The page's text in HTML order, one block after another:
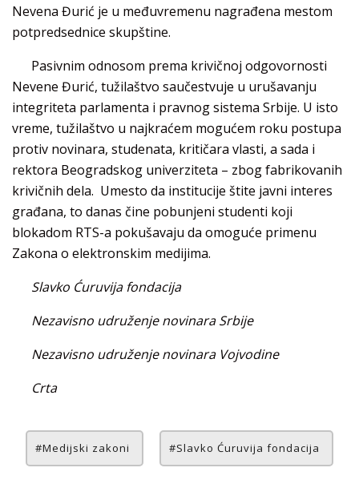
Nevena Đurić je u međuvremenu nagrađena mestom
potpredsednice skupštine.
Pasivnim odnosom prema krivičnoj odgovornosti
Nevene Đurić, tužilaštvo saučestvuje u urušavanju
integriteta parlamenta i pravnog sistema Srbije. U isto
vreme, tužilaštvo u najkraćem mogućem roku postupa
protiv novinara, studenata, kritičara vlasti, a sada i
rektora Beogradskog univerziteta – zbog fabrikovanih
krivičnih dela. Umesto da institucije štite javni interes
građana, to danas čine pobunjeni studenti koji
blokadom RTS-a pokušavaju da omoguće primenu
Zakona o elektronskim medijima.
Slavko Ćuruvija fondacija
Nezavisno udruženje novinara Srbije
Nezavisno udruženje novinara Vojvodine
Crta
Medijski zakoni Slavko Ćuruvija fondacija